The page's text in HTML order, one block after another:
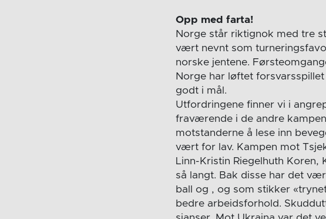
Opp med farta!
Norge står riktignok med tre
vært nevnt som
norske jentene.
Norge har løftet
godt i mål.
Utfordringene finner vi i
fraværende i de andre
motstanderne å lese inn
vært for lav. Kampen mot
Linn-Kristin Riegelhuth Koren,
så langt. Bak disse har det
ball og , og som stikker
bedre arbeidsforhold.